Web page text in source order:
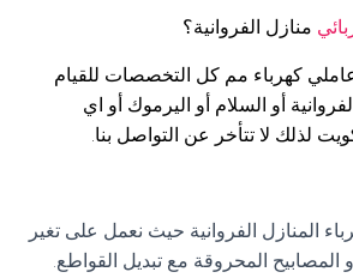
منازل الفروانية؟
كهرباء مم كل التخصصات للقيام
أو السلام أو اليرموك أو اي
لذلك لا تتأخر عن التواصل بنا.
المنازل الفروانية حيث نعمل على تغير
و المصابيح المحروقة مع تبديل القواطع.